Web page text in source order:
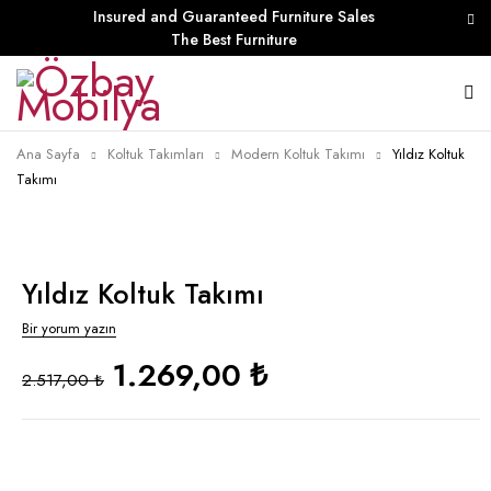
Insured and Guaranteed Furniture Sales
The Best Furniture
Ana Sayfa Koltuk Takımları Modern Koltuk Takımı
Yıldız Koltuk
Takımı
Yıldız Koltuk Takımı
Bir yorum yazın
2.517,00 ₺ 1.269,00 ₺